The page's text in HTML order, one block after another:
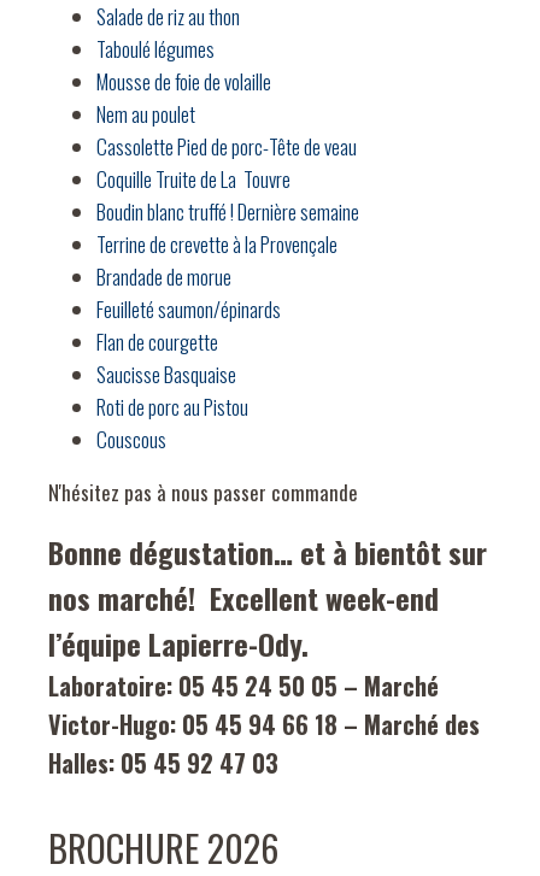
Salade de riz au thon
Taboulé légumes
Mousse de foie de volaille
Nem au poulet
Cassolette Pied de porc-Tête de veau
Coquille Truite de La Touvre
Boudin blanc truffé ! Dernière semaine
Terrine de crevette à la Provençale
Brandade de morue
Feuilleté saumon/épinards
Flan de courgette
Saucisse Basquaise
Roti de porc au Pistou
Couscous
N'hésitez pas à nous passer commande
Bonne dégustation… et à bientôt sur
nos marché! Excellent week-end
l’équipe Lapierre-Ody.
Laboratoire: 05 45 24 50 05 – Marché
Victor-Hugo: 05 45 94 66 18 – Marché des
Halles: 05 45 92 47 03
BROCHURE 2026